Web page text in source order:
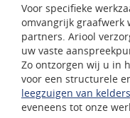
Voor specifieke
omvangrijk graafwerk
partners. Ariool
uw vaste
Zo ontzorgen wij u in
voor een structurele
leegzuigen van
eveneens tot onze